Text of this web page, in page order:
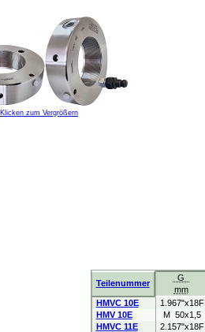
Klicken zum Vergrößern
Teilenummer
G
mm
HMVC 10E
1.967"x18F
HMV 10E
M 50x1,5
HMVC 11E
2.157"x18F